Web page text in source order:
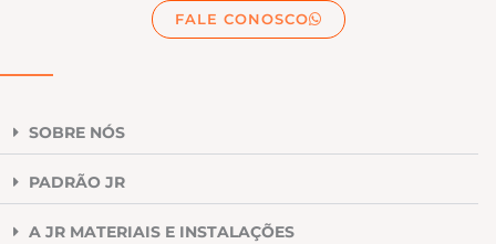
FALE CONOSCO
SOBRE NÓS
PADRÃO JR
A JR MATERIAIS E INSTALAÇÕES